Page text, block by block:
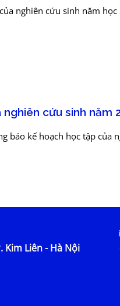
nghiên cứu sinh năm
cứu sinh năm
báo kế hoạch học tập của
Kim Liên - Hà Nội